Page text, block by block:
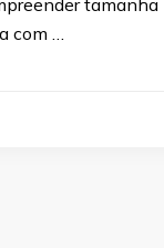
com …